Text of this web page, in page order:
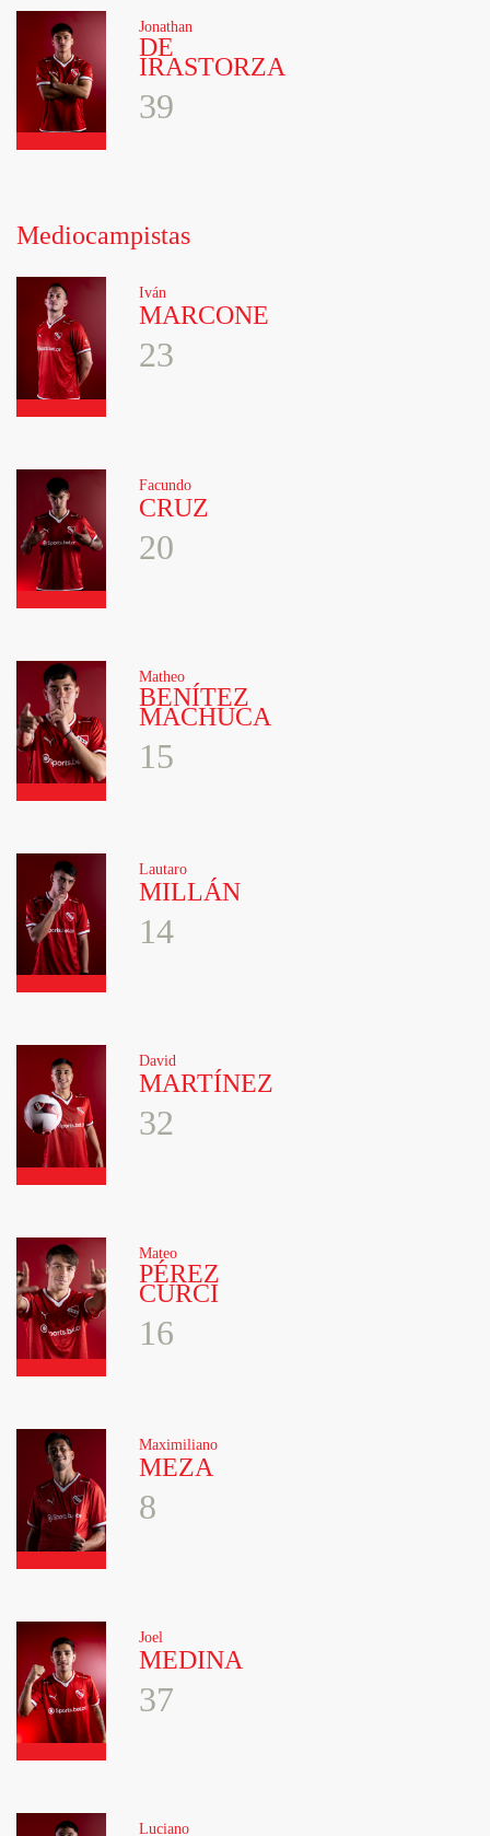
Jonathan
DE
IRASTORZA
39
Mediocampistas
Iván
MARCONE
23
Facundo
CRUZ
20
Matheo
BENÍTEZ
MACHUCA
15
Lautaro
MILLÁN
14
David
MARTÍNEZ
32
Mateo
PÉREZ
CURCI
16
Maximiliano
MEZA
8
Joel
MEDINA
37
Luciano